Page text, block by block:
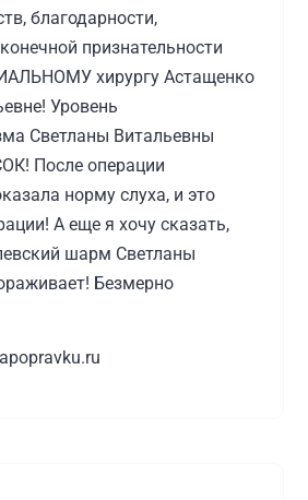
благодарности,
признательности
хирургу Астащенко
Уровень
Светланы Витальевны
После операции
норму слуха, и это
А еще я хочу сказать,
шарм Светланы
Безмерно